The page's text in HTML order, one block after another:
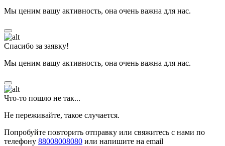
Мы ценим вашу активность, она очень важна для нас.
Спасибо за заявку!
Мы ценим вашу активность, она очень важна для нас.
Что-то пошло не так...
Не переживайте, такое случается.
Попробуйте повторить отправку или свяжитесь с нами по
телефону 88008008080 или напишите на email